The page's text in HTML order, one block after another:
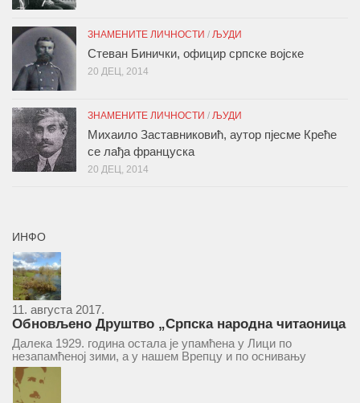
ЗНАМЕНИТЕ ЛИЧНОСТИ / ЉУДИ
Стеван Бинички, официр српске војске
20 ДЕЦ, 2014
ЗНАМЕНИТЕ ЛИЧНОСТИ / ЉУДИ
Михаило Заставниковић, аутор пјесме Креће
се лађа француска
20 ДЕЦ, 2014
ИНФО
11. августа 2017.
Обновљено Друштво „Српска народна читаоница
и књижница“ у Врепцу
Далека 1929. година остала је упамћена у Лици по
незапамћеној зими, а у нашем Врепцу и по оснивању
Друштва „Српска народна читаоница и књижница у
Врепцу“. Потакнути потребом за културним и духовним
уздизањем група...